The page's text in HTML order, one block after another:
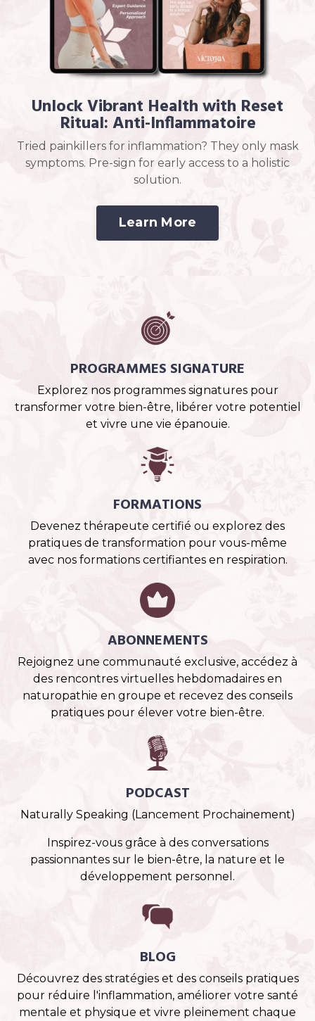
Unlock Vibrant Health with Reset
Ritual: Anti-Inflammatoire
Tried painkillers for inflammation? They only mask
symptoms. Pre-sign for early access to a holistic
solution.
Learn More
PROGRAMMES SIGNATURE
Explorez nos programmes signatures pour
transformer votre bien-être, libérer votre potentiel
et vivre une vie épanouie.
FORMATIONS
Devenez thérapeute certifié ou explorez des
pratiques de transformation pour vous-même
avec nos formations certifiantes en respiration.
ABONNEMENTS
Rejoignez une communauté exclusive, accédez à
des rencontres virtuelles hebdomadaires en
naturopathie en groupe et recevez des conseils
pratiques pour élever votre bien-être.
PODCAST
Naturally Speaking (Lancement Prochainement)
Inspirez-vous grâce à des conversations
passionnantes sur le bien-être, la nature et le
développement personnel.
BLOG
Découvrez des stratégies et des conseils pratiques
pour réduire l'inflammation, améliorer votre santé
mentale et physique et vivre pleinement chaque